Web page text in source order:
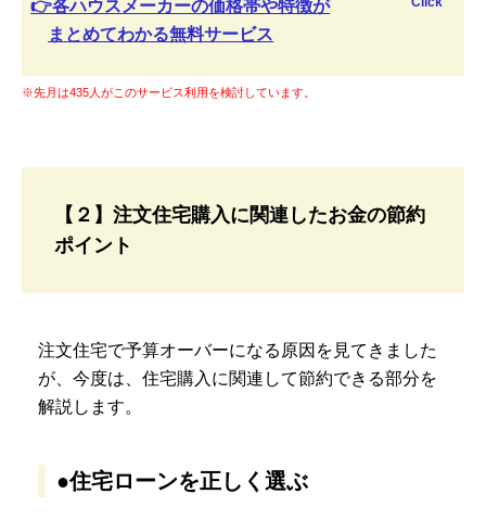
👉各ハウスメーカーの価格帯や特徴が
まとめてわかる無料サービス
※先月は435人がこのサービス利用を検討しています。
【２】注文住宅購入に関連したお金の節約
ポイント
注文住宅で予算オーバーになる原因を見てきました
が、今度は、住宅購入に関連して節約できる部分を
解説します。
●住宅ローンを正しく選ぶ